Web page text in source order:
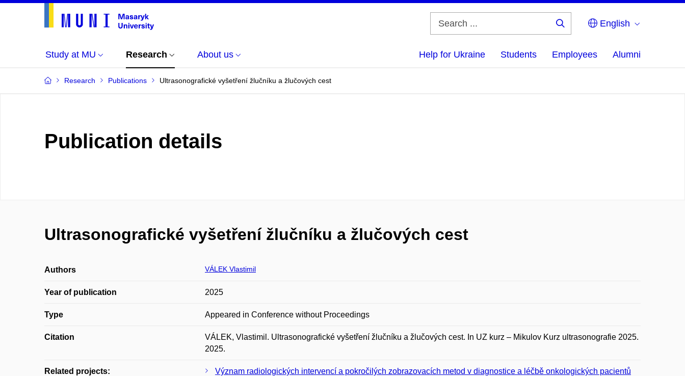
English
Study at MU Research About us Help for Ukraine Students Employees Alumni
Research Publications Ultrasonografické vyšetření žlučníku a žlučových cest
Publication details
Ultrasonografické vyšetření žlučníku a žlučových cest
Authors VÁLEK Vlastimil
Year of publication 2025
Type Appeared in Conference without Proceedings
Citation
VÁLEK, Vlastimil. Ultrasonografické vyšetření žlučníku a žlučových cest. In UZ kurz – Mikulov Kurz ultrasonografie 2025.
2025.
Related projects:
Význam radiologických intervencí a pokročilých zobrazovacích metod v diagnostice a léčbě onkologických pacientů